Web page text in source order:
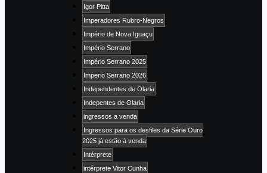
Igor Pitta
Imperadores Rubro-Negros
Império de Nova Iguaçu
Império Serrano
Império Serrano 2025
Imperio Serrano 2026
Independentes de Olaria
Indepentes de Olaria
ingressos a venda
Ingressos para os desfiles da Série Ouro
2025 já estão à venda
Intérprete
intérprete Vitor Cunha